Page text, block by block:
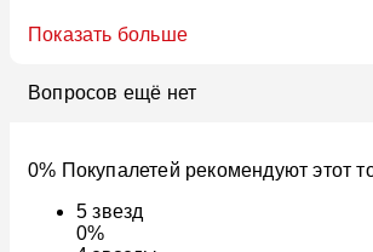
Показать больше
Вопросов ещё нет
0% Покупалетей рекомендуют этот
5звезд
0%